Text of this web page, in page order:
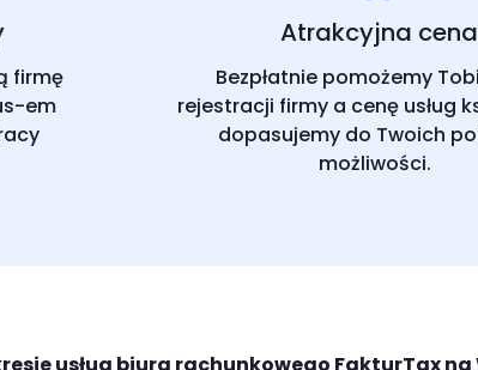
Atrakcyjna cena
Bezpłatnie pomożemy
rejestracji firmy a cenę usług
dopasujemy do Twoich
możliwości.
firmę
em